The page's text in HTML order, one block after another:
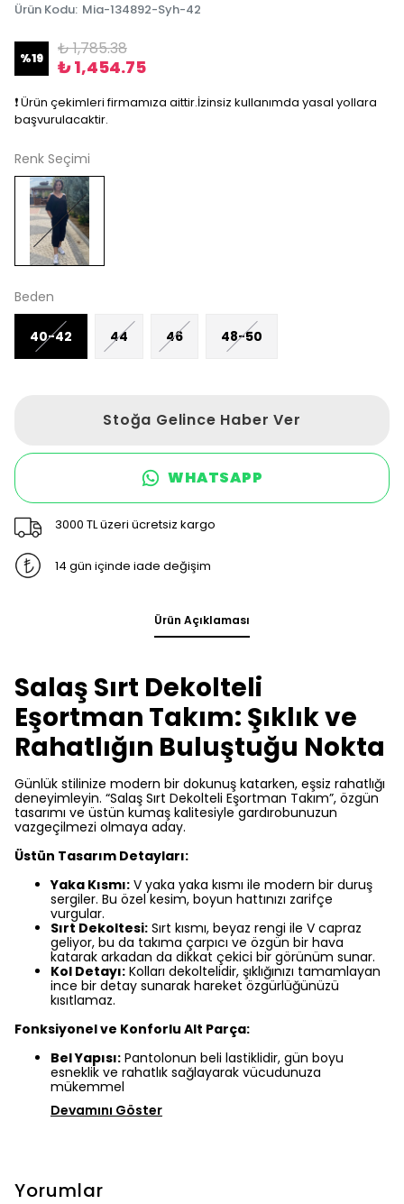
Ürün Kodu: Mia-134892-Syh-42
%19 ₺ 1,785.38
₺ 1,454.75
❗️ Ürün çekimleri firmamıza aittir.İzinsiz kullanımda yasal yollara
başvurulacaktir.
Renk Seçimi
Beden
40-42 44 46 48-50
Stoğa Gelince Haber Ver
WHATSAPP
3000 TL üzeri ücretsiz kargo
14 gün içinde iade değişim
Ürün Açıklaması
Salaş Sırt Dekolteli
Eşortman Takım: Şıklık ve
Rahatlığın Buluştuğu Nokta
Günlük stilinize modern bir dokunuş katarken, eşsiz rahatlığı
deneyimleyin. “Salaş Sırt Dekolteli Eşortman Takım”, özgün
tasarımı ve üstün kumaş kalitesiyle gardırobunuzun
vazgeçilmezi olmaya aday.
Üstün Tasarım Detayları:
Yaka Kısmı: V yaka yaka kısmı ile modern bir duruş
sergiler. Bu özel kesim, boyun hattınızı zarifçe
vurgular.
Sırt Dekoltesi: Sırt kısmı, beyaz rengi ile V capraz
geliyor, bu da takıma çarpıcı ve özgün bir hava
katarak arkadan da dikkat çekici bir görünüm sunar.
Kol Detayı: Kolları dekoltelidir, şıklığınızı tamamlayan
ince bir detay sunarak hareket özgürlüğünüzü
kısıtlamaz.
Fonksiyonel ve Konforlu Alt Parça:
Bel Yapısı: Pantolonun beli lastiklidir, gün boyu
esneklik ve rahatlık sağlayarak vücudunuza
mükemmel
Devamını Göster
Yorumlar